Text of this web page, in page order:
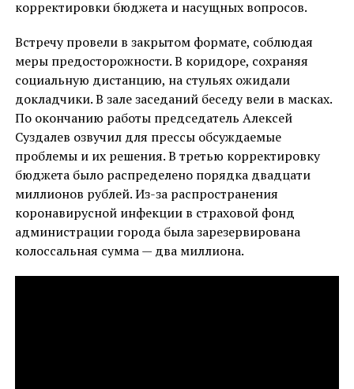
корректировки бюджета и насущных вопросов.
Встречу провели в закрытом формате, соблюдая
меры предосторожности. В коридоре, сохраняя
социальную дистанцию, на стульях ожидали
докладчики. В зале заседаний беседу вели в масках.
По окончанию работы председатель Алексей
Суздалев озвучил для прессы обсуждаемые
проблемы и их решения. В третью корректировку
бюджета было распределено порядка двадцати
миллионов рублей. Из-за распространения
коронавирусной инфекции в страховой фонд
администрации города была зарезервирована
колоссальная сумма — два миллиона.